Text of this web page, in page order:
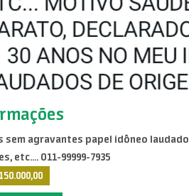
sem agravantes papel idôneo
etc.... O11-99999-7935